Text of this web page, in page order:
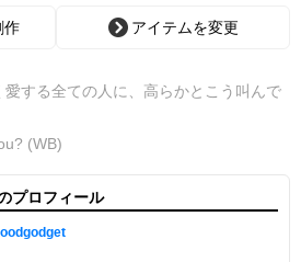
作 アイテムを変更
する全ての人に、高らかとこう叫んで
(WB)
プロフィール